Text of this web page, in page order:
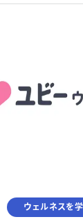
ウェルネスを